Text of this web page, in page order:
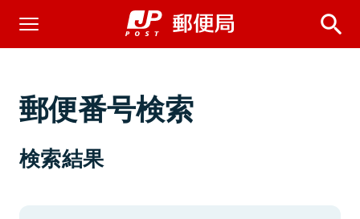
郵便番号検索
検索結果